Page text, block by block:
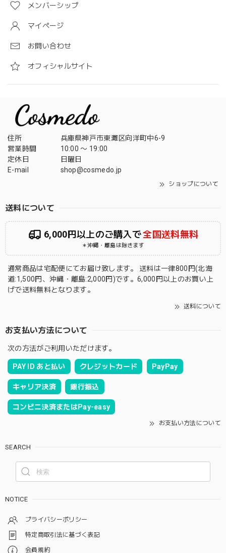
メンバーシップ
マイページ
お問い合わせ
オフィシャルサイト
住所
兵庫県神戸市東灘区向洋町中6-9
営業時間
10:00 〜 19:00
定休日
日曜日
E-mail
shop@cosmedo.jp
ショップについて
送料について
6,000円以上のご購入で全国送料無料
＊沖縄・離島は除きます
通常商品は宅配便にてお届け致します。 送料は一律800円(北海
道:1,500円、沖縄・離島:2,000円)です。6,000円以上のお買い上
げで送料無料となります。
送料について
お支払い方法について
次の方法がご利用いただけます。
PAY ID あと払い クレジットカード PayPay
キャリア決済 銀行振込
コンビニ決済またはPay-easy
お支払い方法について
SEARCH
NOTICE
プライバシーポリシー
特定商取引法に基づく表記
会員規約